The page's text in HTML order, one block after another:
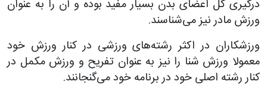
درگیری کل اعضای بدن بسیار مفید بوده و آن را به عنوان
ورزش مادر نیز می‌شناسند.
ورزشکاران در اکثر رشته‌های ورزشی در کنار ورزش خود
معمولا ورزش شنا را نیز به عنوان تفریح و ورزش مکمل در
کنار رشته اصلی خود در برنامه خود می‌گنجانند.